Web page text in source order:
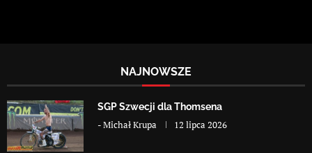
NAJNOWSZE
SGP Szwecji dla Thomsena
-Michał Krupa 12 lipca 2026